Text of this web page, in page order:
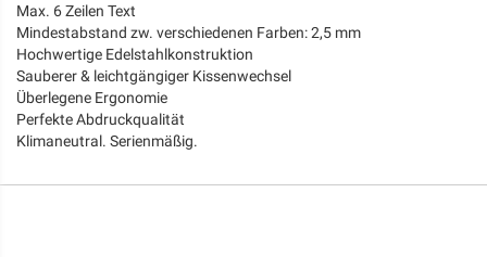
Max. 6 Zeilen Text
Mindestabstand zw. verschiedenen Farben: 2,5 mm
Hochwertige Edelstahlkonstruktion
Sauberer & leichtgängiger Kissenwechsel
Überlegene Ergonomie
Perfekte Abdruckqualität
Klimaneutral. Serienmäßig.